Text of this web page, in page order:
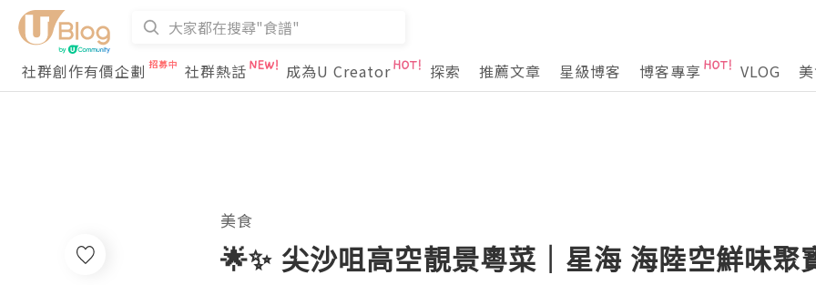
社群創作有價企劃 社群熱話 成為U Creator 探索 推薦文章 星級博客 博客專享 VLOG
美食
🌟✨ 尖沙咀高空靚景粵菜｜星海 海陸空鮮味聚